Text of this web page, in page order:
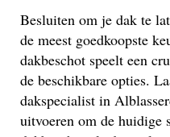
Besluiten om je dak te
de meest goedkoopste
dakbeschot speelt een
de beschikbare opties.
dakspecialist in
uitvoeren om de huidige